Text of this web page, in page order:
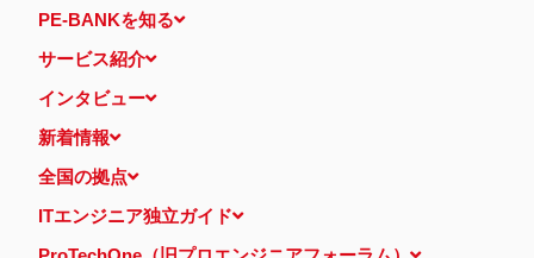
PE-BANKを知る
サービス紹介
インタビュー
新着情報
全国の拠点
ITエンジニア独立ガイド